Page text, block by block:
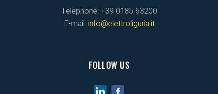
Telephone: +39 0185 63200
E-mail: info@elettroliguria.it
FOLLOW US